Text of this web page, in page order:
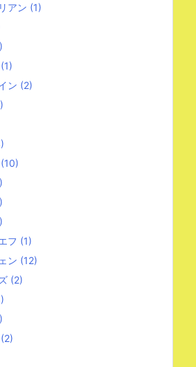
アン (1)
(1)
ン (2)
(10)
フ (1)
ン (12)
(2)
(2)